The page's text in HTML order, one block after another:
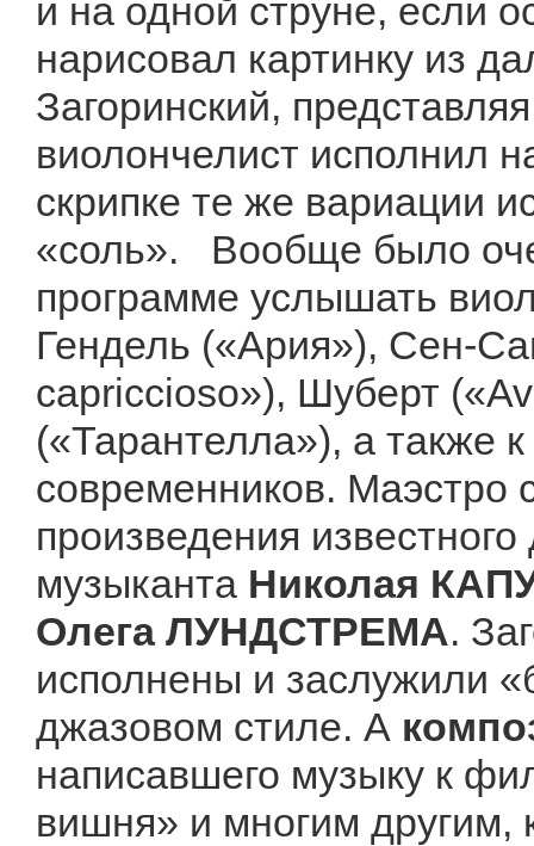
и на одной струне, если
нарисовал картинку из
Загоринский,
виолончелист исполнил
скрипке те же вариации
«соль». Вообще было
программе услышать
Гендель («Ария»), Сен-
capriccioso»), Шуберт
(«Тарантелла»), а также
современников. Маэстро
произведения
музыканта Николая
Олега ЛУНДСТРЕМА.
исполнены и заслужили
джазовом стиле. А
написавшего музыку к
вишня» и многим другим,